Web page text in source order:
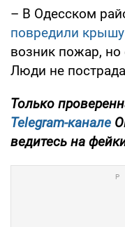
– В Одесском
повредили
возник пожар,
Люди не
Только
Telegram-канале
ведитесь на